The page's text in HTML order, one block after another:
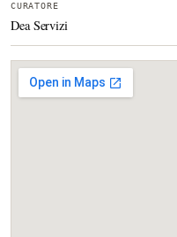
CURATORE
Dea Servizi